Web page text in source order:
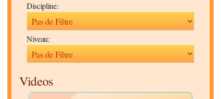
Discipline:
Niveau:
Videos